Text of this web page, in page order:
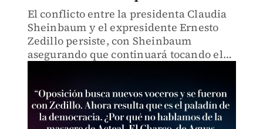
El conflicto entre la presidenta Claudia
Sheinbaum y el expresidente Ernesto
Zedillo persiste, con Sheinbaum
asegurando que continuará tocando el